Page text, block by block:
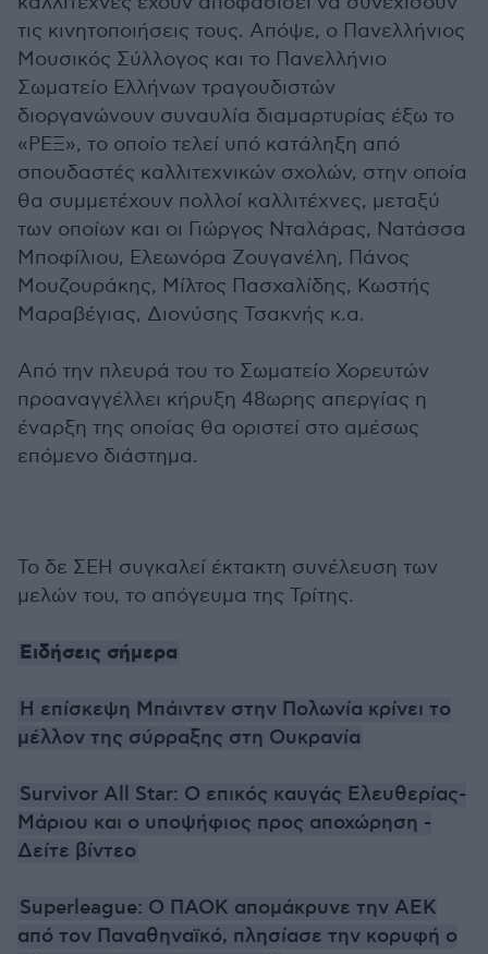
τις κινητοποιήσεις τους. Απόψε, ο Πανελλήνιος
Μουσικός Σύλλογος και το Πανελλήνιο
Σωματείο Ελλήνων τραγουδιστών
διοργανώνουν συναυλία διαμαρτυρίας έξω το
«ΡΕΞ», το οποίο τελεί υπό κατάληξη από
σπουδαστές καλλιτεχνικών σχολών, στην οποία
θα συμμετέχουν πολλοί καλλιτέχνες, μεταξύ
των οποίων και οι Γιώργος Νταλάρας, Νατάσσα
Μποφίλιου, Ελεωνόρα Ζουγανέλη, Πάνος
Μουζουράκης, Μίλτος Πασχαλίδης, Κωστής
Μαραβέγιας, Διονύσης Τσακνής κ.α.
Από την πλευρά του το Σωματείο Χορευτών
προαναγγέλλει κήρυξη 48ωρης απεργίας η
έναρξη της οποίας θα οριστεί στο αμέσως
επόμενο διάστημα.
Το δε ΣΕΗ συγκαλεί έκτακτη συνέλευση των
μελών του, το απόγευμα της Τρίτης.
Ειδήσεις σήμερα
Η επίσκεψη Μπάιντεν στην Πολωνία κρίνει το
μέλλον της σύρραξης στη Ουκρανία
Survivor All Star: Ο επικός καυγάς Ελευθερίας-
Μάριου και ο υποψήφιος προς αποχώρηση -
Δείτε βίντεο
Superleague: Ο ΠΑΟΚ απομάκρυνε την ΑΕΚ
από τον Παναθηναϊκό, πλησίασε την κορυφή ο